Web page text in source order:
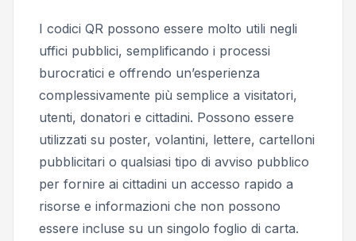
I codici QR possono essere molto utili negli
uffici pubblici, semplificando i processi
burocratici e offrendo un’esperienza
complessivamente più semplice a visitatori,
utenti, donatori e cittadini. Possono essere
utilizzati su poster, volantini, lettere, cartelloni
pubblicitari o qualsiasi tipo di avviso pubblico
per fornire ai cittadini un accesso rapido a
risorse e informazioni che non possono
essere incluse su un singolo foglio di carta.